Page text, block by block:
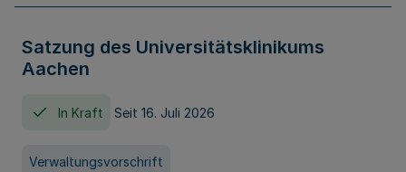
Satzung des Universitätsklinikums
Aachen
In Kraft Seit 16. Juli 2026
Verwaltungsvorschrift